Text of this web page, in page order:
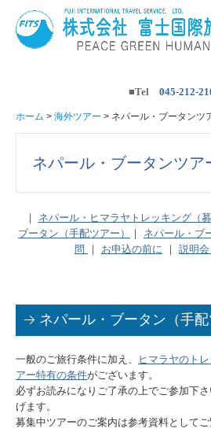
中南米の旅
他の地域の旅
予約・申込み
旅のがっこう
■Tel 045-212-
ホーム 海外ツアー ネパール・ブータンツ
ネパール・ブータンツア
｜ ネパール・ヒマラヤトレッキング（募
ブータン（手配ツアー）
｜ ネパール・ブ
問
｜ お申込の前に ｜ 説明
ネパール・ブータン（手配
一般のご旅行条件に加え、
ヒマラヤのト
アー特有の条件がございます。
必ずお読みになりご了承の上でご参加下
げます。
募集中ツアーのご案内は参考資料としてご